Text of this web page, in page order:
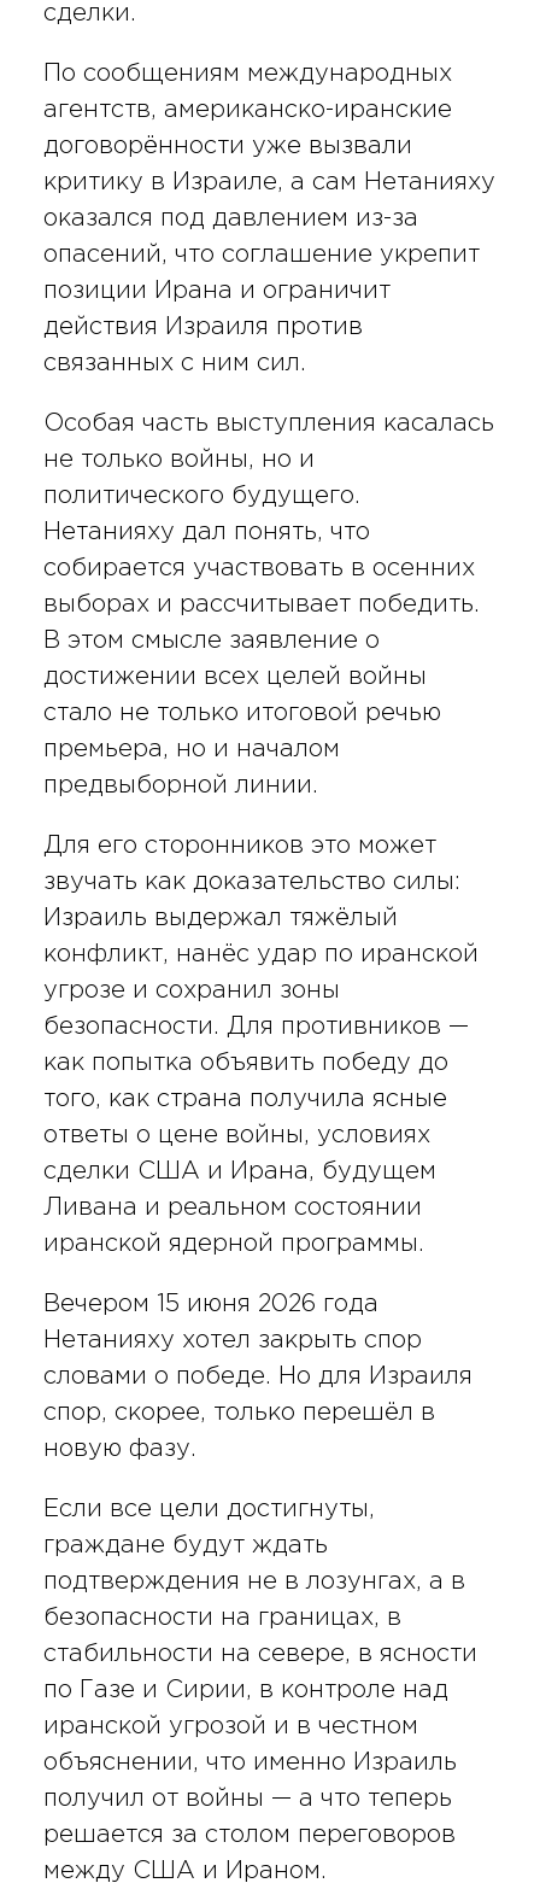
сделки.
По сообщениям международных
агентств, американско-иранские
договорённости уже вызвали
критику в Израиле, а сам Нетанияху
оказался под давлением из-за
опасений, что соглашение укрепит
позиции Ирана и ограничит
действия Израиля против
связанных с ним сил.
Особая часть выступления касалась
не только войны, но и
политического будущего.
Нетанияху дал понять, что
собирается участвовать в осенних
выборах и рассчитывает победить.
В этом смысле заявление о
достижении всех целей войны
стало не только итоговой речью
премьера, но и началом
предвыборной линии.
Для его сторонников это может
звучать как доказательство силы:
Израиль выдержал тяжёлый
конфликт, нанёс удар по иранской
угрозе и сохранил зоны
безопасности. Для противников —
как попытка объявить победу до
того, как страна получила ясные
ответы о цене войны, условиях
сделки США и Ирана, будущем
Ливана и реальном состоянии
иранской ядерной программы.
Вечером 15 июня 2026 года
Нетанияху хотел закрыть спор
словами о победе. Но для Израиля
спор, скорее, только перешёл в
новую фазу.
Если все цели достигнуты,
граждане будут ждать
подтверждения не в лозунгах, а в
безопасности на границах, в
стабильности на севере, в ясности
по Газе и Сирии, в контроле над
иранской угрозой и в честном
объяснении, что именно Израиль
получил от войны — а что теперь
решается за столом переговоров
между США и Ираном.